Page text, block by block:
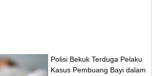
Polisi Bekuk Terduga Pelaku
Kasus Pembuang Bayi dalam